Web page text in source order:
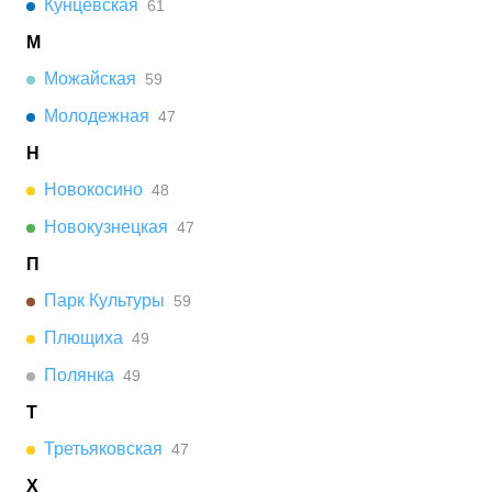
Кунцевская 61
М
Можайская
59
Молодежная 47
Н
Новокосино 48
Новокузнецкая 47
П
Парк Культуры
59
Плющиха 49
Полянка 49
Т
Третьяковская 47
Х